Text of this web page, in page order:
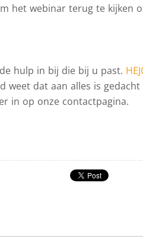
het webinar terug te kijken
hulp in bij die bij u past.
weet dat aan alles is
in op onze contactpagina.